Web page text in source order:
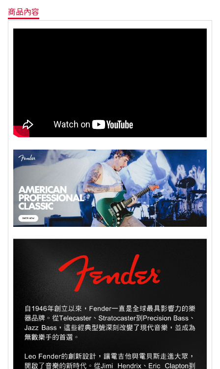
商品內容